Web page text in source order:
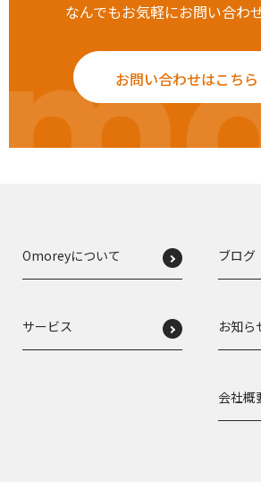
なんでもお気軽にお問い合わ
お問い合わせはこちら
Omoreyについて
サービス
ブログ
お知ら
会社概